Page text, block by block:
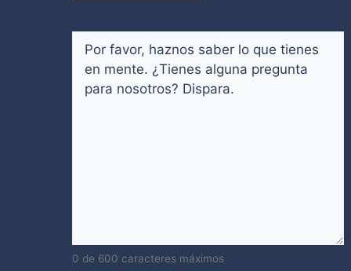
Comentarios (Obligatorio)
0 de 600 caracteres máximos